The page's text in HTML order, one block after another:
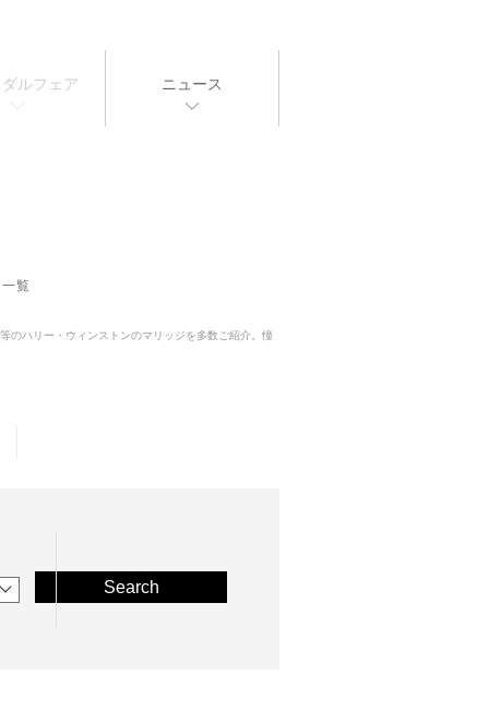
ルフェア ニュース
覧
のハリー・ウィンストンのマリッジを多数ご紹介。憧
Search